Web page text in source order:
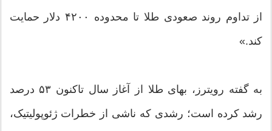
از تداوم روند صعودی طلا تا محدوده ۴۲۰۰ دلار حمایت
کند.»
به گفته رویترز، بهای طلا از آغاز سال تاکنون ۵۳ درصد
رشد کرده است؛ رشدی که ناشی از خطرات ژئوپولیتیک،